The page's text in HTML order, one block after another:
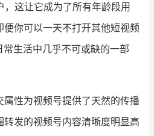
社群交流
设计服务商
数据通服务
，这让它成为了所有年龄段用
你可以一天不打开其他短视频
生活中几乎不可或缺的一部
属性为视频号提供了天然的传播
发的视频号内容清晰度明显高